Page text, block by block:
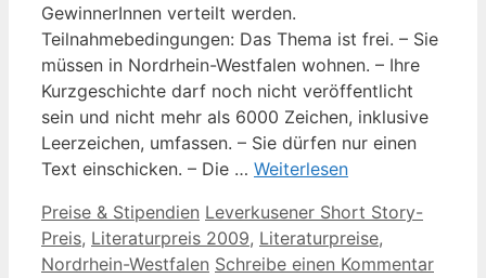
GewinnerInnen verteilt werden.
Teilnahmebedingungen: Das Thema ist frei. – Sie
müssen in Nordrhein-Westfalen wohnen. – Ihre
Kurzgeschichte darf noch nicht veröffentlicht
sein und nicht mehr als 6000 Zeichen, inklusive
Leerzeichen, umfassen. – Sie dürfen nur einen
Text einschicken. – Die … Weiterlesen
Kategorien
Preise & Stipendien Schlagwörter
Leverkusener Short Story-
Preis, Literaturpreis 2009, Literaturpreise,
Nordrhein-Westfalen Schreibe einen Kommentar